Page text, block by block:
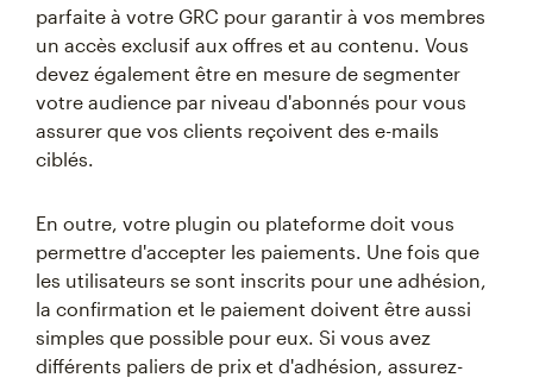
parfaite à votre GRC pour garantir à vos membres
un accès exclusif aux offres et au contenu. Vous
devez également être en mesure de segmenter
votre audience par niveau d'abonnés pour vous
assurer que vos clients reçoivent des e-mails
ciblés.
En outre, votre plugin ou plateforme doit vous
permettre d'accepter les paiements. Une fois que
les utilisateurs se sont inscrits pour une adhésion,
la confirmation et le paiement doivent être aussi
simples que possible pour eux. Si vous avez
différents paliers de prix et d'adhésion, assurez-